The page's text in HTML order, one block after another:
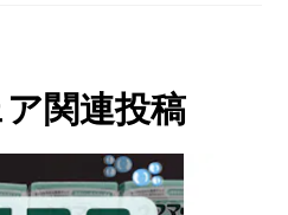
関連投稿